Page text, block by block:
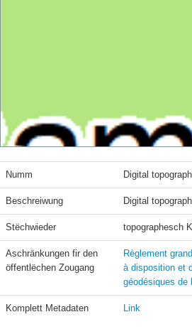
Numm Digital
Beschreiwung Digital
Stëchwieder topographesch
Aschränkungen fir den
öffentlëchen Zougang
Règlement
à disposition et
géodésiques de
Komplett Metadaten Link